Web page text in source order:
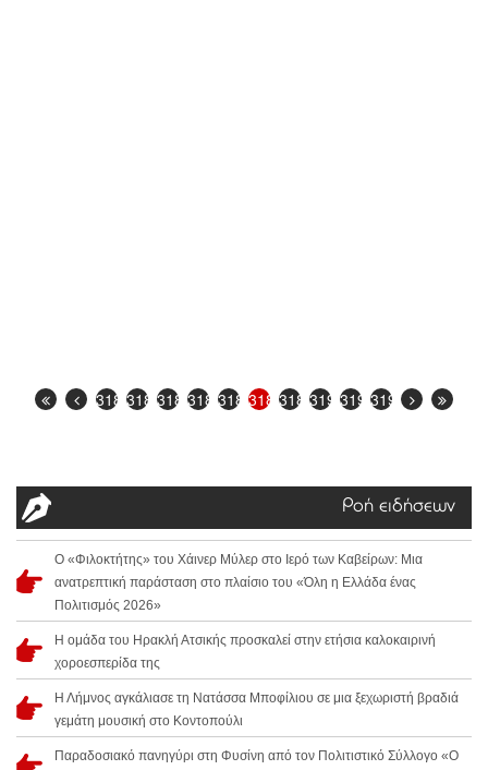
3183318431853186318731883189319031913192
Ροή ειδήσεων
Ο «Φιλοκτήτης» του Χάινερ Μύλερ στο Ιερό των Καβείρων: Μια
ανατρεπτική παράσταση στο πλαίσιο του «Όλη η Ελλάδα ένας
Πολιτισμός 2026»
Η ομάδα του Ηρακλή Ατσικής προσκαλεί στην ετήσια καλοκαιρινή
χοροεσπερίδα της
Η Λήμνος αγκάλιασε τη Νατάσσα Μποφίλιου σε μια ξεχωριστή βραδιά
γεμάτη μουσική στο Κοντοπούλι
Παραδοσιακό πανηγύρι στη Φυσίνη από τον Πολιτιστικό Σύλλογο «Ο